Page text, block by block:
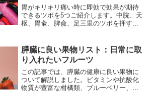
胃がキリキリ痛い時に即効で効果が期待
できるツボを5つご紹介します。中脘、天
枢、胃兪、脾兪、足三里のツボを押すこ
に引き出すコツや、生活習慣の改善方法
も併せて紹介します。
膵臓に良い果物リスト：日常に取
り入れたいフルーツ
この記事では、膵臓の健康に良い果物に
ついて解説しました。ビタミンや抗酸化
物質が豊富な柑橘類、ブルーベリー、ス